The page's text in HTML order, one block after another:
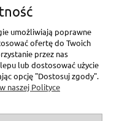
umożliwiają poprawne
ofertę do Twoich
przez nas
lub dostosować użycie
opcję "Dostosuj zgody".
naszej Polityce